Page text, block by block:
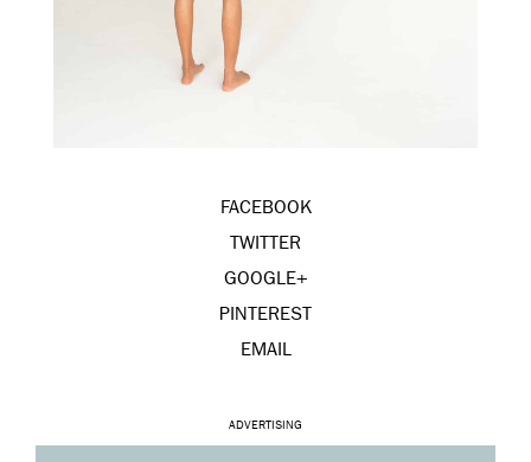
FACEBOOK
TWITTER
GOOGLE+
PINTEREST
EMAIL
ADVERTISING